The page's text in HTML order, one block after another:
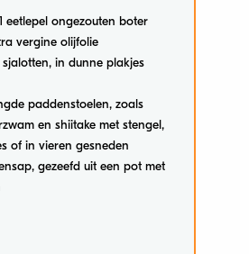
eetlepel ongezouten boter
vergine olijfolie
in dunne plakjes
paddenstoelen, zoals
en shiitake met stengel,
of in vieren gesneden
gezeefd uit een pot met